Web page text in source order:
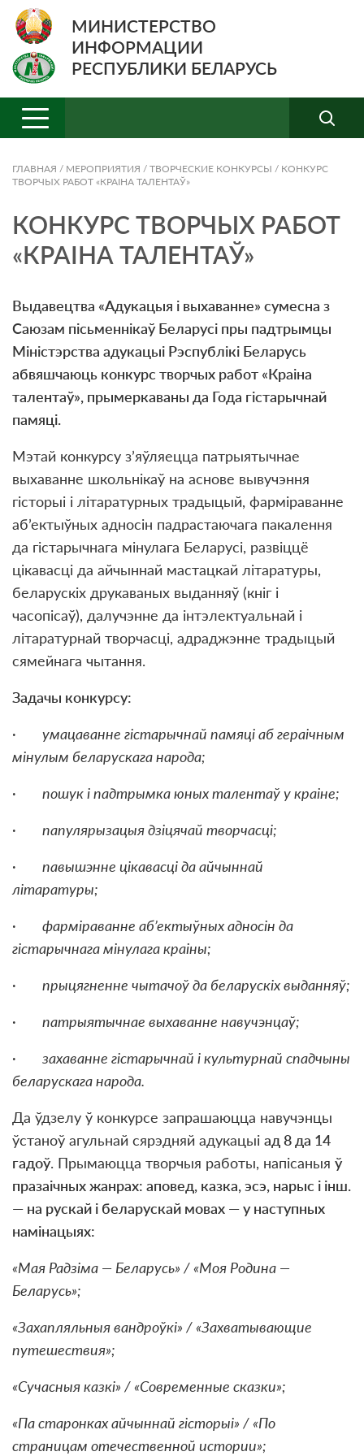
МИНИСТЕРСТВО
ИНФОРМАЦИИ
РЕСПУБЛИКИ БЕЛАРУСЬ
ГЛАВНАЯ / МЕРОПРИЯТИЯ / ТВОРЧЕСКИЕ КОНКУРСЫ / КОНКУРС
ТВОРЧЫХ РАБОТ «КРАІНА ТАЛЕНТАЎ»
КОНКУРС ТВОРЧЫХ РАБОТ
«КРАІНА ТАЛЕНТАЎ»
Выдавецтва «Адукацыя і выхаванне» сумесна з
Саюзам пісьменнікаў Беларусі пры падтрымцы
Міністэрства адукацыі Рэспублікі Беларусь
абвяшчаюць конкурс творчых работ «Краіна
талентаў», прымеркаваны да Года гістарычнай
памяці.
Мэтай конкурсу з’яўляецца патрыятычнае
выхаванне школьнікаў на аснове вывучэння
гісторыі і літаратурных традыцый, фарміраванне
аб’ектыўных адносін падрастаючага пакалення
да гістарычнага мінулага Беларусі, развіццё
цікавасці да айчыннай мастацкай літаратуры,
беларускіх друкаваных выданняў (кніг і
часопісаў), далучэнне да інтэлектуальнай і
літаратурнай творчасці, адраджэнне традыцый
сямейнага чытання.
Задачы конкурсу:
· умацаванне гістарычнай памяці аб гераічным
мінулым беларускага народа;
· пошук і падтрымка юных талентаў у краіне;
· папулярызацыя дзіцячай творчасці;
· павышэнне цікавасці да айчыннай
літаратуры;
· фарміраванне аб’ектыўных адносін да
гістарычнага мінулага краіны;
· прыцягненне чытачоў да беларускіх выданняў;
· патрыятычнае выхаванне навучэнцаў;
· захаванне гістарычнай і культурнай спадчыны
беларускага народа.
Да ўдзелу ў конкурсе запрашаюцца навучэнцы
ўстаноў агульнай сярэдняй адукацыі ад 8 да 14
гадоў. Прымаюцца творчыя работы, напісаныя ў
празаічных жанрах: аповед, казка, эсэ, нарыс і інш.
— на рускай і беларускай мовах — у наступных
намінацыях:
«Мая Радзіма — Беларусь» / «Моя Родина —
Беларусь»;
«Захапляльныя вандроўкі» / «Захватывающие
путешествия»;
«Сучасныя казкі» / «Современные сказки»;
«Па старонках айчыннай гісторыі» / «По
страницам отечественной истории»;